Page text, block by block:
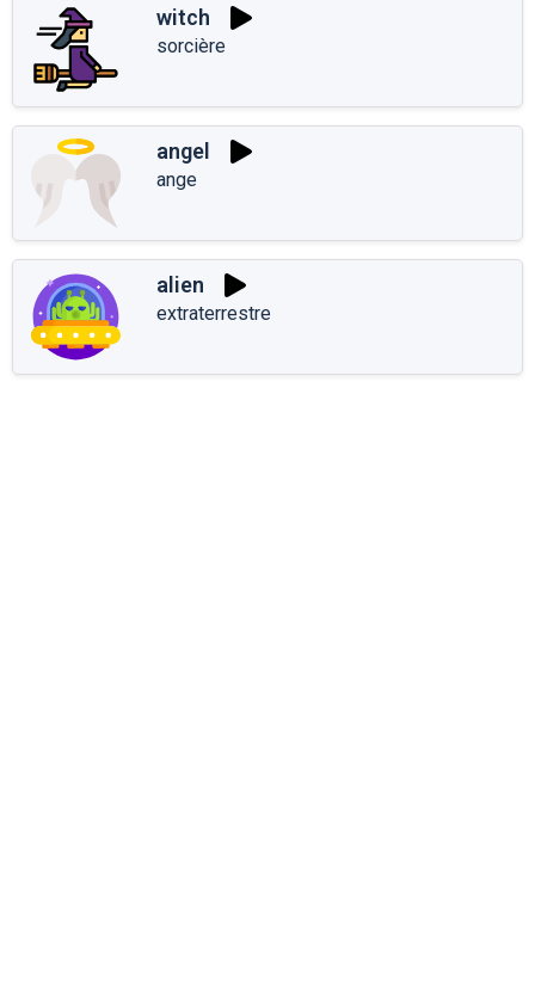
witch
sorcière
angel
ange
alien
extraterrestre